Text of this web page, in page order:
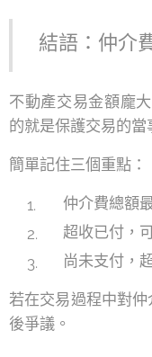
結語：仲介
不動產交易金額龐
的就是保護交易的當
簡單記住三個重點：
仲介費總額
超收已付，
尚未支付，
若在交易過程中對
後爭議。